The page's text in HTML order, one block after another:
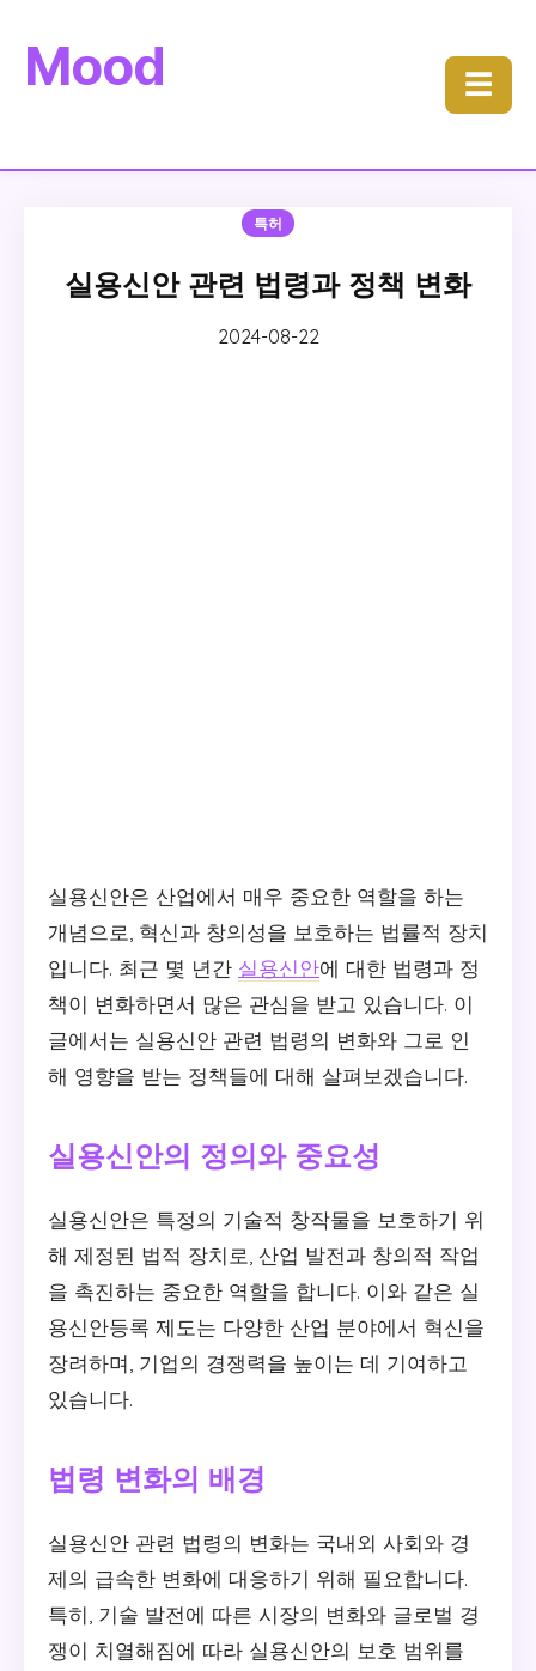
Mood ☰
특허
실용신안 관련 법령과 정책 변화
2024-08-22
실용신안은 산업에서 매우 중요한 역할을 하는
개념으로, 혁신과 창의성을 보호하는 법률적 장치
입니다. 최근 몇 년간 실용신안에 대한 법령과 정
책이 변화하면서 많은 관심을 받고 있습니다. 이
글에서는 실용신안 관련 법령의 변화와 그로 인
해 영향을 받는 정책들에 대해 살펴보겠습니다.
실용신안의 정의와 중요성
실용신안은 특정의 기술적 창작물을 보호하기 위
해 제정된 법적 장치로, 산업 발전과 창의적 작업
을 촉진하는 중요한 역할을 합니다. 이와 같은 실
용신안등록 제도는 다양한 산업 분야에서 혁신을
장려하며, 기업의 경쟁력을 높이는 데 기여하고
있습니다.
법령 변화의 배경
실용신안 관련 법령의 변화는 국내외 사회와 경
제의 급속한 변화에 대응하기 위해 필요합니다.
특히, 기술 발전에 따른 시장의 변화와 글로벌 경
쟁이 치열해짐에 따라 실용신안의 보호 범위를